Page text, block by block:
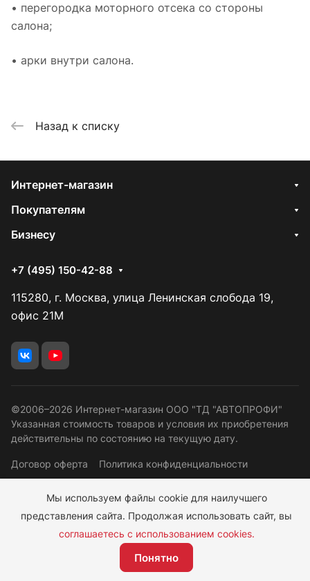
• перегородка моторного отсека со стороны
салона;
• арки внутри салона.
Назад к списку
Интернет-магазин
Покупателям
Бизнесу
+7 (495) 150-42-88
115280, г. Москва, улица Ленинская слобода 19,
офис 21М
©2006–2026 Интернет-магазин ООО "ТД "АВТОПРОФИ"
Указанная стоимость товаров и условия их приобретения
действительны по состоянию на текущую дату.
Договор оферта
Политика конфиденциальности
Правовая информация
Программа лояльности
Согласие ОПДМы используем файлы cookie для наилучшего
представления сайта. Продолжая использовать сайт, вы
соглашаетесь с использованием cookies.
Понятно